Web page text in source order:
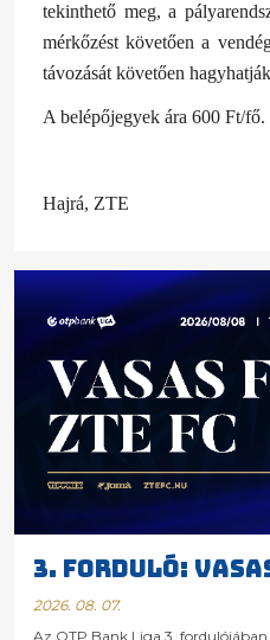
tekinthető meg, a
mérkőzést követően a
távozását követően
A belépőjegyek ára 600 Ft/fő.
Hajrá, ZTE
3. FORDULÓ:
2026. 08. 07.
Az OTP Bank Liga 3.